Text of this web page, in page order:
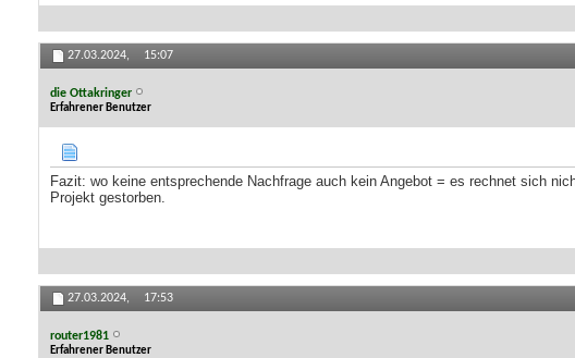
27.03.2024, 15:07
die Ottakringer
Erfahrener Benutzer
Fazit: wo keine entsprechende Nachfrage auch kein Angebot = es rechnet sich
Projekt gestorben.
27.03.2024, 17:53
router1981
Erfahrener Benutzer